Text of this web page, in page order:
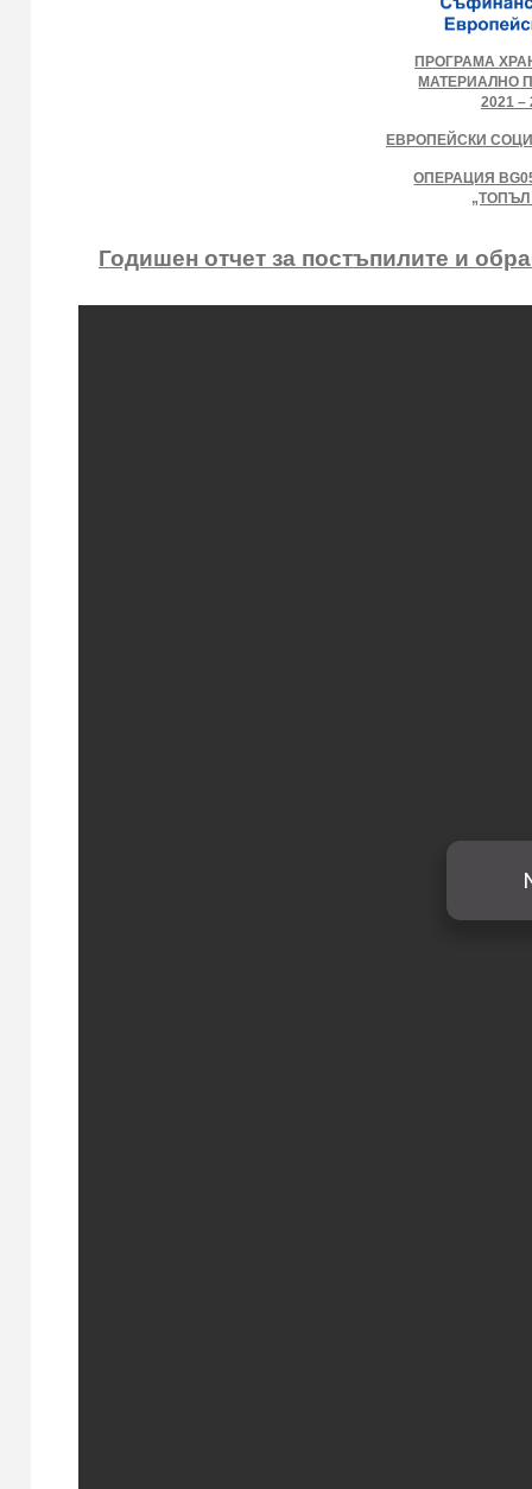
ПРОГРАМА
МАТЕРИАЛНО
2021 –
ЕВРОПЕЙСКИ
ОПЕРАЦИЯ
Годишен отчет за постъпилите и